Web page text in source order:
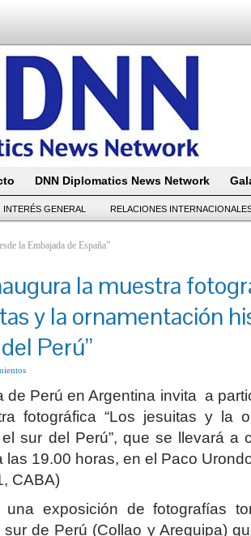
DNN Diplomatics News Network
INTERÉS GENERAL RELACIONES
la Embajada de España”
la muestra
y la ornamentación
Perú”
de Perú en Argentina invita a
fotográfica “Los jesuitas y la
sur del Perú”, que se llevará a
las 19.00 horas, en el Paco
CABA)
exposición de fotografías
de Perú (Collao y Arequipa)